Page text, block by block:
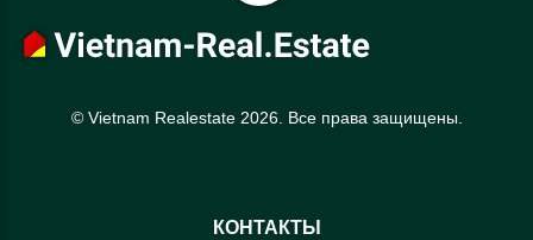
© Vietnam Realestate 2026. Все права защищены.
КОНТАКТЫ